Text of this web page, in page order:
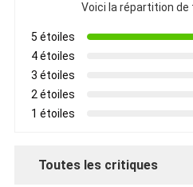
Voici la répartition
5 étoiles
4 étoiles
3 étoiles
2 étoiles
1 étoiles
Toutes les critiques